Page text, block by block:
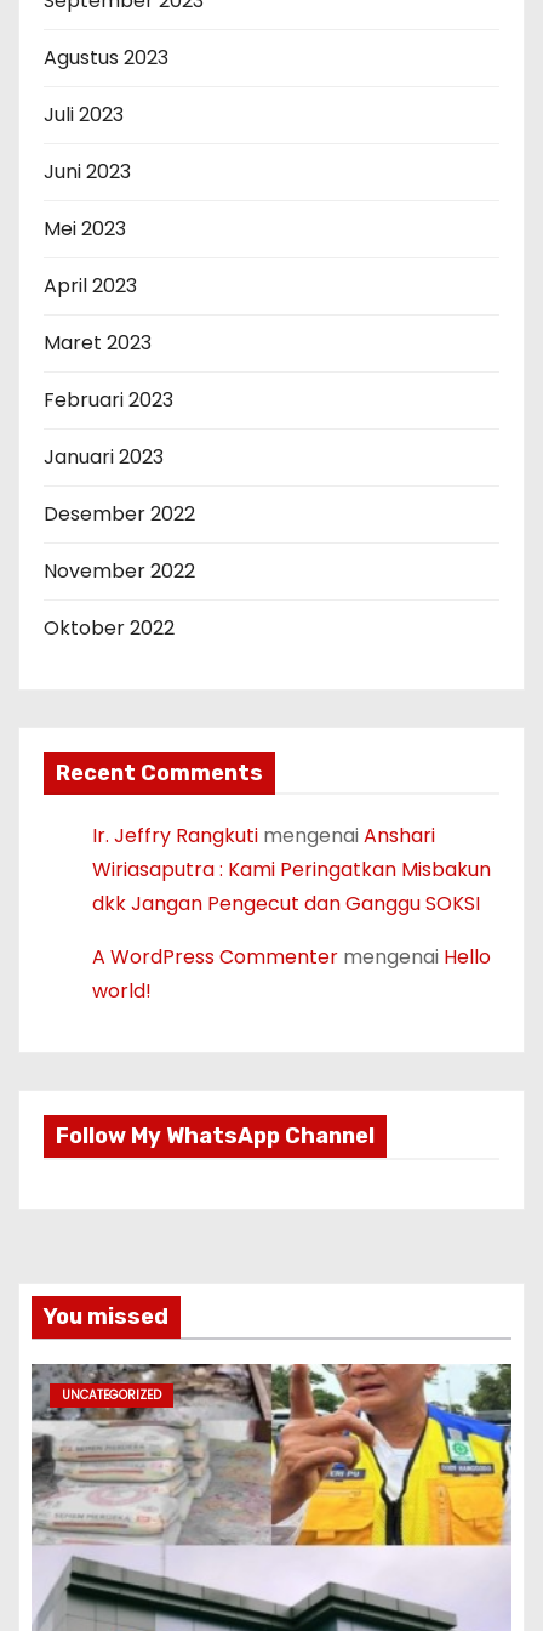
Agustus 2023
Juli 2023
Juni 2023
Mei 2023
April 2023
Maret 2023
Februari 2023
Januari 2023
Desember 2022
November 2022
Oktober 2022
Recent Comments
Ir. Jeffry Rangkuti mengenaiAnshari
Wiriasaputra : Kami Peringatkan Misbakun
dkk Jangan Pengecut dan Ganggu SOKSI
A WordPress Commenter mengenai Hello
world!
Follow My WhatsApp Channel
You missed
UNCATEGORIZED